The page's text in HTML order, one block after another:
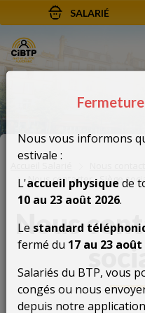
Aller au contenu
Aller à la
Aller à laSALARIÉ
Nous contacter - Siège
Nous
Nous vous informons
estivale :
L'accueil physique de
10 au 23 août 2026.
Le standard
fermé du 17 au 23 août
Salariés du BTP, vous
congés ou nous
depuis notre